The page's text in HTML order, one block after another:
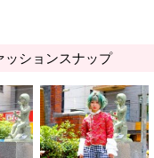
ッションスナップ